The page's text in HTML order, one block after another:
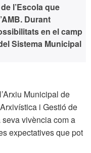
l’Escola que
Durant
en el camp
Sistema Municipal
Municipal de
i Gestió de
seva vivència com a
expectatives que pot